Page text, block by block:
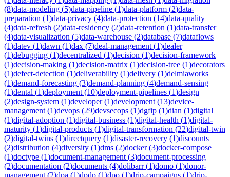
(8)data-modeling (5)data-pipeline (1)data-platform (2)data-
preparation (1)data-privacy (4)data-protection (14)data-quality
(4)data-refresh (2)data-residency (2)data-retention (1)data-transfer
(4)data-visualization (5)data-warehouse (2)database (7)dataflows
(1)datev (1)dawn (1)dax (7)deal-management (1)dealer
(1)debugging (1)decentralized (1)decision (1)decision-framework
(1)decision-making (1)decision-matrix (1)decision-tree (1)decorators
(1)defect-detection (1)deliverability (1)delivery (1)delmiaworks
(1)demand-forecasting (3)demand-planning (4)demand-sensing
(1)dental (1)deployment (10)deployment-pipelines (1)design
(2)design-system (1)developer(1)development (13)device-
management (1)devops (29)devsecops (1)dgfip (1)dian (1)digital
(1)digital-adoption (1)digital-business (1)digital-health (1)digital-
maturity (1)digital-products (1)digital-transformation (22)digital-twin
(2)digital-twins (1)directquery (1)disaster-recovery (1)discounts
(2)distribution (4)diversity (1)dms (2)docker(3)docker-compose
(1)doctype (1)document-management (3)document-processing
(2)documentation (2)documents (4)dolibarr(1)domo (1)donor-
management (2)dpa (1)dpdp (1)dpo (1)drip-campaigns (1)drip-